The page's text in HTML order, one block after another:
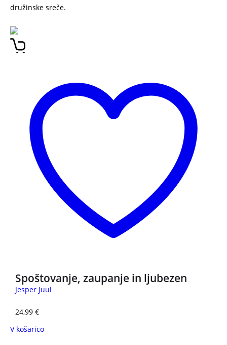
družinske sreče.
Spoštovanje, zaupanje in ljubezen
Jesper Juul
24,99 €
V košarico